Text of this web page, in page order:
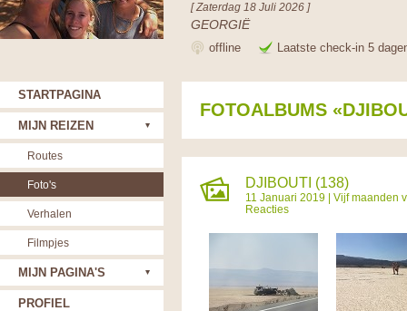
[ Zaterdag 18 Juli 2026 ]
GEORGIË
offline Laatste check-in 5
FOTOALBUMS
DJIBOUTI (138)
11 Januari 2019 | Vijf maanden
Reacties
STARTPAGINA
MIJN REIZEN
Routes
Foto's
Verhalen
Filmpjes
MIJN PAGINA'S
PROFIEL